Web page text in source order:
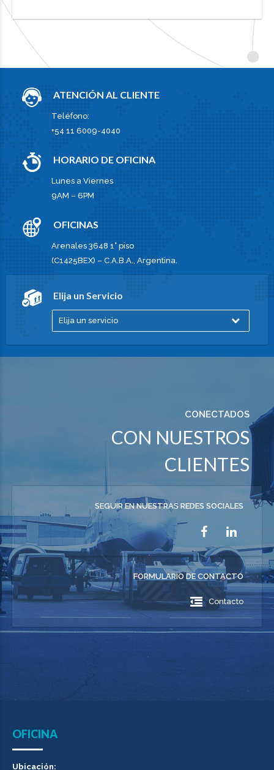
ATENCIÓN AL CLIENTE
Teléfono:
+54 11 6009-4040
HORARIO DE OFICINA
Lunes a Viernes
9AM – 6PM
OFICINAS
Arenales 3648 1° piso
(C1425BEX) – C.A.B.A., Argentina.
Elija un Servicio
Elija un servicio
CONECTADOS
CON NUESTROS
CLIENTES
SEGUIR EN NUESTRAS REDES SOCIALES
FORMULARIO DE CONTACTO
Contacto
OFICINA
Ubicación: